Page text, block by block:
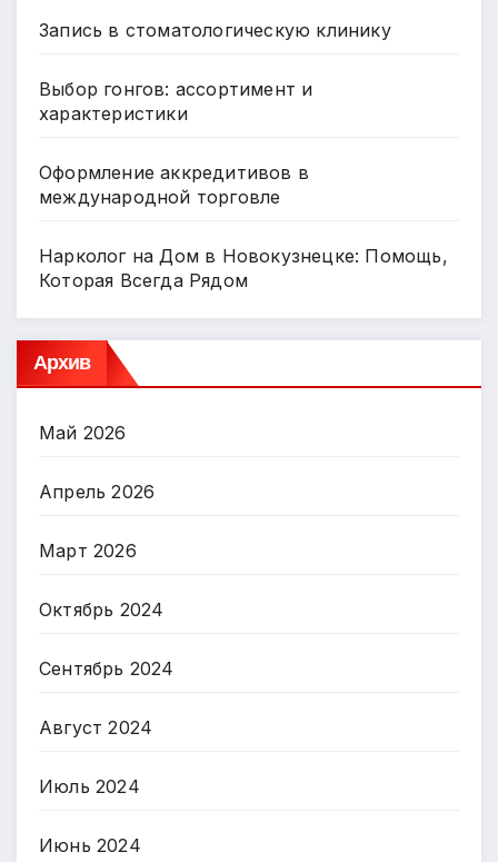
Запись в стоматологическую клинику
Выбор гонгов: ассортимент и
характеристики
Оформление аккредитивов в
международной торговле
Нарколог на Дом в Новокузнецке: Помощь,
Которая Всегда Рядом
Архив
Май 2026
Апрель 2026
Март 2026
Октябрь 2024
Сентябрь 2024
Август 2024
Июль 2024
Июнь 2024